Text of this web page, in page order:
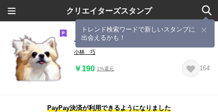
クリエイターズスタンプ
トレンド検索ワードで新しいスタンプに
出会えるかも！
チワワの小丸 ③
小林 巧
￥190 1%還元 164
PayPay決済が利用できるようになりました